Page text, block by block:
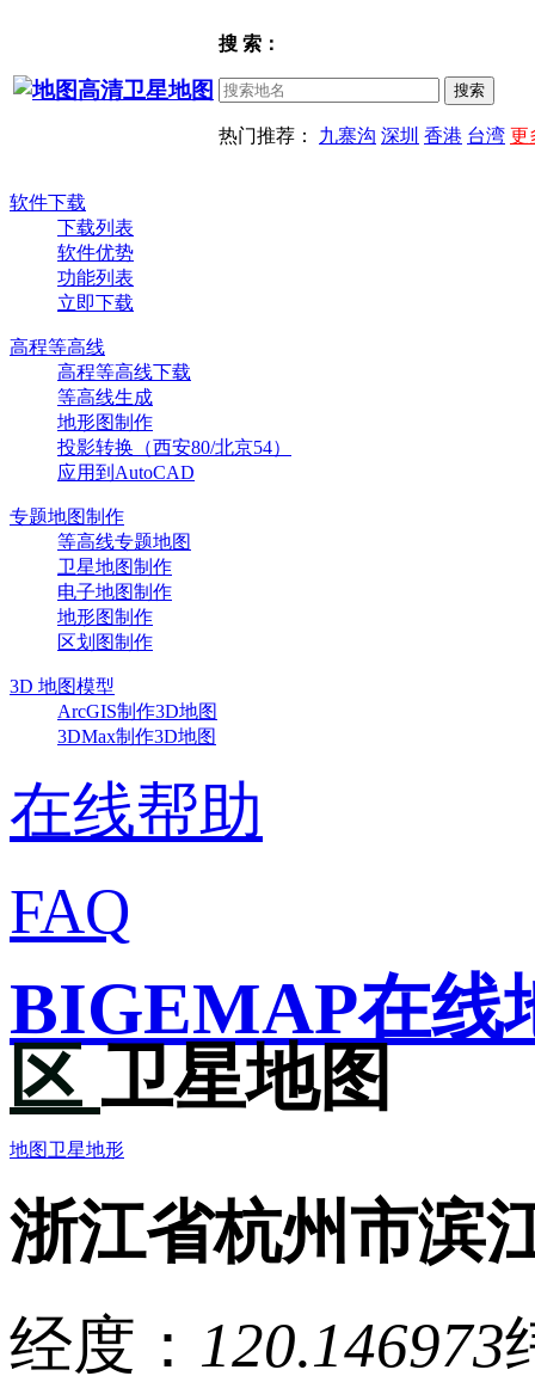
搜 索：
热门推荐： 九寨沟 深圳 香港 台湾 更
软件下载
下载列表
软件优势
功能列表
立即下载
高程等高线
高程等高线下载
等高线生成
地形图制作
投影转换（西安80/北京54）
应用到AutoCAD
专题地图制作
等高线专题地图
卫星地图制作
电子地图制作
地形图制作
区划图制作
3D 地图模型
ArcGIS制作3D地图
3DMax制作3D地图
在线帮助
FAQ
BIGEMAP在线
区 卫星地图
地图卫星地形
浙江省杭州市滨
经度： 120.146973